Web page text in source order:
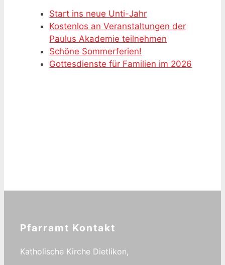
Start ins neue Unti-Jahr
Kostenlos an Veranstaltungen der
Paulus Akademie teilnehmen
Schöne Sommerferien!
Gottesdienste für Familien im 2026
Pfarramt Kontakt
Katholische Kirche Dietlikon,